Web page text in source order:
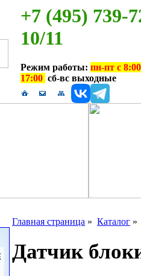
+7 (495) 739-
10/11
Режим работы: пн-пт с
17:00 сб-вс выходные
Главная страница » Каталог
Датчик